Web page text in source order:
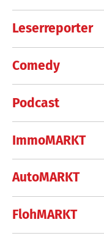
Leserreporter
Comedy
Podcast
ImmoMARKT
AutoMARKT
FlohMARKT